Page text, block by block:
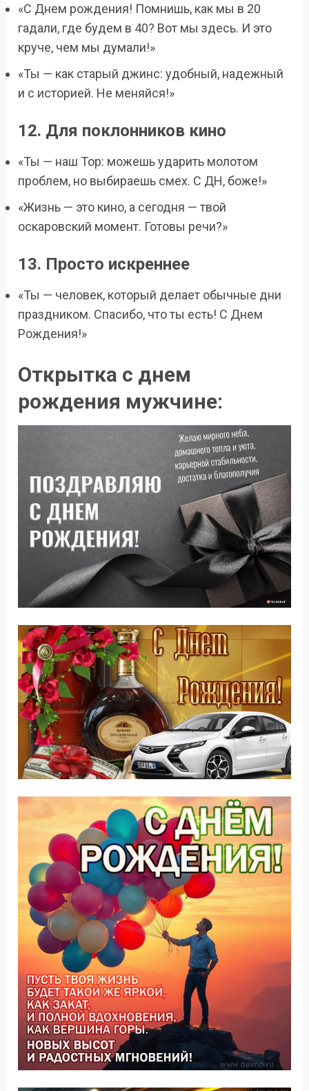
«С Днем рождения! Помнишь, как мы в 20
гадали, где будем в 40? Вот мы здесь. И это
круче, чем мы думали!»
«Ты — как старый джинс: удобный, надежный
и с историей. Не меняйся!»
12. Для поклонников кино
«Ты — наш Тор: можешь ударить молотом
проблем, но выбираешь смех. С ДН, боже!»
«Жизнь — это кино, а сегодня — твой
оскаровский момент. Готовы речи?»
13. Просто искреннее
«Ты — человек, который делает обычные дни
праздником. Спасибо, что ты есть! С Днем
Рождения!»
Открытка с днем
рождения мужчине: